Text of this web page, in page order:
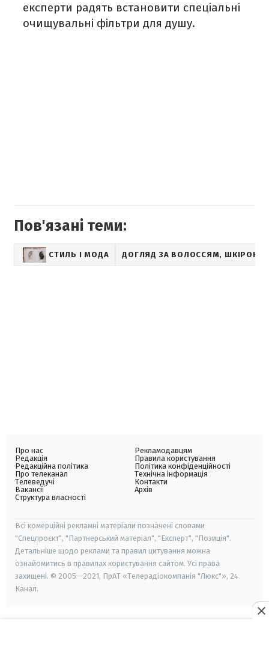
експерти радять встановити спеціальні
очищувальні фільтри для душу.
Пов'язані теми:
СТИЛЬ І МОДА ДОГЛЯД ЗА ВОЛОССЯМ, ШКІРОЮ
Про нас
Редакція
Редакційна політика
Про телеканал
Телеведучі
Вакансії
Структура власності
Рекламодавцям
Правила користування
Політика конфіденційності
Технічна інформація
Контакти
Архів
Всі комерційні рекламні матеріали позначені словами
"Спецпроєкт", "Партнерський матеріал", "Експерт", "Позиція".
Детальніше щодо реклами та правил цитування можна
ознайомитись в правилах користування сайтом. Усі права
захищені. © 2005—2021, ПрАТ «Телерадіокомпанія "Люкс"», 24
Канал.